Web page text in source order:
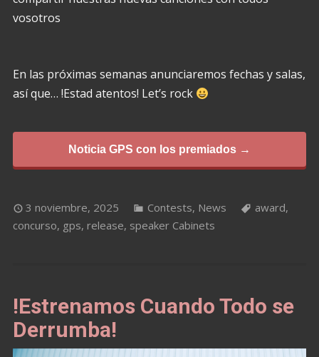
vosotros
En las próximas semanas anunciaremos fechas y salas,
así que… !Estad atentos! Let’s rock
Noticia GPS con los premiados →
3 noviembre, 2025 Contests, News award,
concurso, gps, release, speaker Cabinets
!Estrenamos Cuando Todo se
Derrumba!